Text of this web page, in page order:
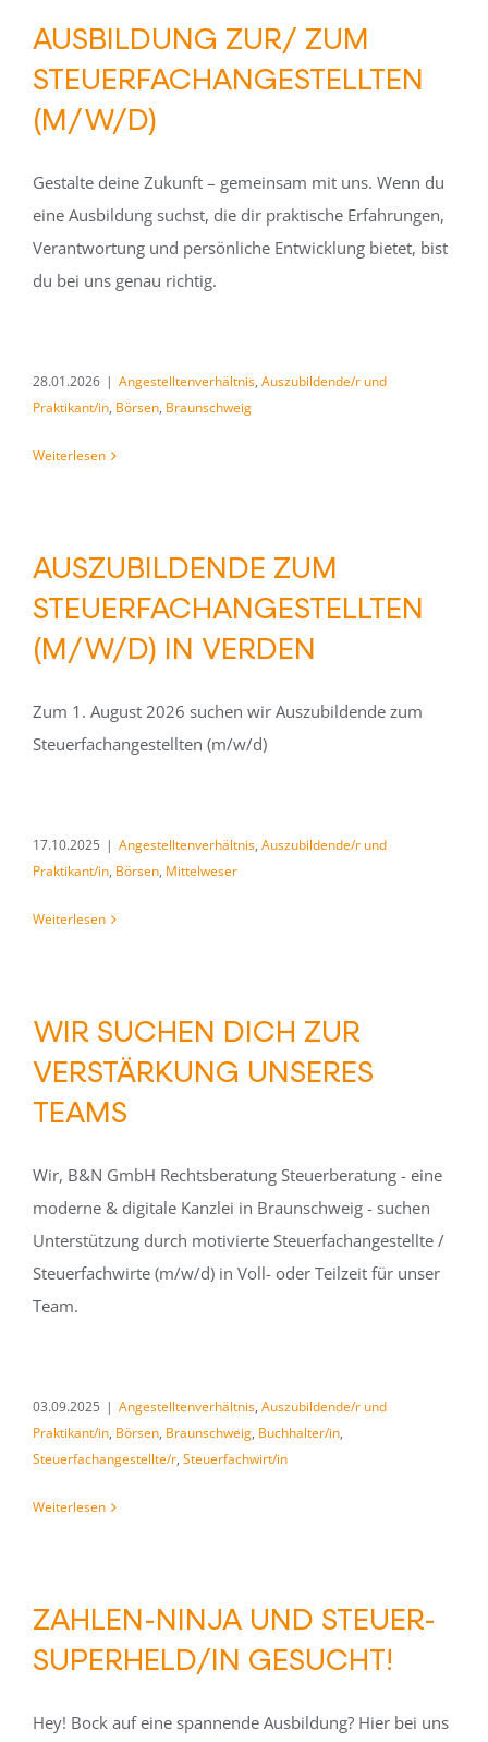
AUSBILDUNG ZUR/ ZUM
STEUERFACHANGESTELLTEN
(M/W/D)
Gestalte deine Zukunft – gemeinsam mit uns. Wenn du
eine Ausbildung suchst, die dir praktische Erfahrungen,
Verantwortung und persönliche Entwicklung bietet, bist
du bei uns genau richtig.
28.01.2026 | Angestelltenverhältnis, Auszubildende/r und
Praktikant/in, Börsen, Braunschweig
Weiterlesen
AUSZUBILDENDE ZUM
STEUERFACHANGESTELLTEN
(M/W/D) IN VERDEN
Zum 1. August 2026 suchen wir Auszubildende zum
Steuerfachangestellten (m/w/d)
17.10.2025 | Angestelltenverhältnis, Auszubildende/r und
Praktikant/in, Börsen, Mittelweser
Weiterlesen
WIR SUCHEN DICH ZUR
VERSTÄRKUNG UNSERES
TEAMS
Wir, B&N GmbH Rechtsberatung Steuerberatung - eine
moderne & digitale Kanzlei in Braunschweig - suchen
Unterstützung durch motivierte Steuerfachangestellte /
Steuerfachwirte (m/w/d) in Voll- oder Teilzeit für unser
Team.
03.09.2025 | Angestelltenverhältnis, Auszubildende/r und
Praktikant/in, Börsen, Braunschweig, Buchhalter/in,
Steuerfachangestellte/r, Steuerfachwirt/in
Weiterlesen
ZAHLEN-NINJA UND STEUER-
SUPERHELD/IN GESUCHT!
Hey! Bock auf eine spannende Ausbildung? Hier bei uns